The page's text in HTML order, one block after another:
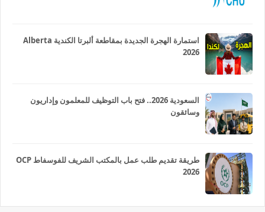
استمارة الهجرة الجديدة بمقاطعة ألبرتا الكندية Alberta
2026
السعودية 2026.. فتح باب التوظيف للمعلمون وإداريون
وسائقون
طريقة تقديم طلب عمل بالمكتب الشريف للفوسفاط OCP
2026